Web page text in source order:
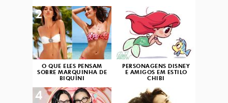
O QUE ELES PENSAM
SOBRE MARQUINHA DE
BIQUÍNI
2
PERSONAGENS DISNEY
E AMIGOS EM ESTILO
CHIBI
3
4